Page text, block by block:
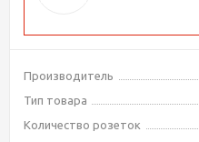
Производитель
Тип товара
Количество розеток